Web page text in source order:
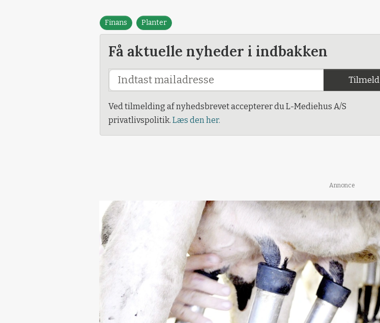
Finans Planter
Få aktuelle nyheder i indbakken
Tilmeld
Ved tilmelding af nyhedsbrevet accepterer du L-Mediehus A/S
privatlivspolitik. Læs den her.
Annonce